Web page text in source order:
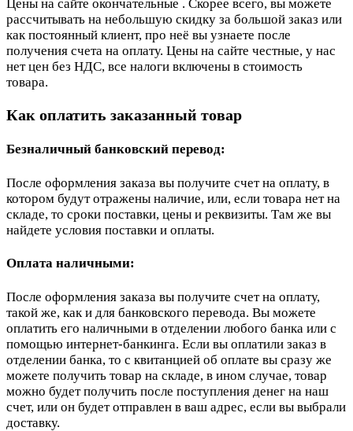
Цены на сайте окончательные . Скорее всего, вы можете
рассчитывать на небольшую скидку за большой заказ или
как постоянный клиент, про неё вы узнаете после
получения счета на оплату. Цены на сайте честные, у нас
нет цен без НДС, все налоги включены в стоимость
товара.
Как оплатить заказанный товар
Безналичный банковский перевод:
После оформления заказа вы получите счет на оплату, в
котором будут отражены наличие, или, если товара нет на
складе, то сроки поставки, цены и реквизиты. Там же вы
найдете условия поставки и оплаты.
Оплата наличными:
После оформления заказа вы получите счет на оплату,
такой же, как и для банковского перевода. Вы можете
оплатить его наличными в отделении любого банка или с
помощью интернет-банкинга. Если вы оплатили заказ в
отделении банка, то с квитанцией об оплате вы сразу же
можете получить товар на складе, в ином случае, товар
можно будет получить после поступления денег на наш
счет, или он будет отправлен в ваш адрес, если вы выбрали
доставку.